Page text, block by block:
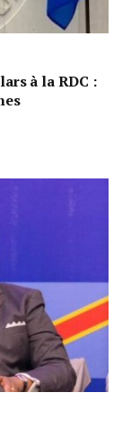
à la RDC :